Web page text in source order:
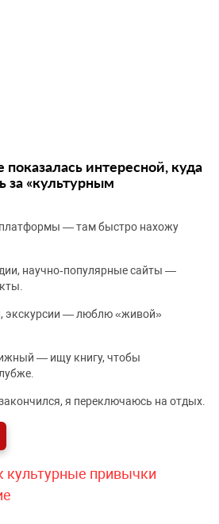
показалась интересной, куда
за «культурным
— там быстро нахожу
научно‑популярные сайты —
экскурсии — люблю «живой»
— ищу книгу, чтобы
я переключаюсь на отдых.
культурные привычки